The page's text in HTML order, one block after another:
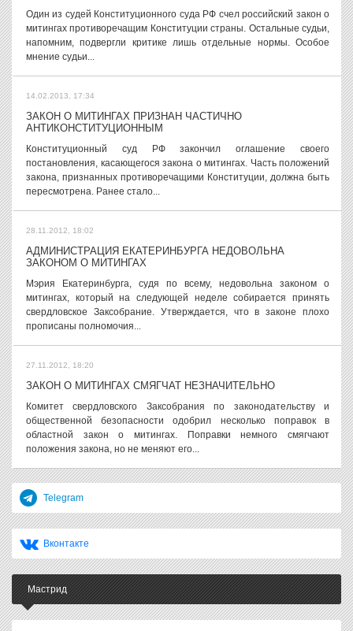
Один из судей Конституционного суда РФ счел российский закон о
митингах противоречащим Конституции страны. Остальные судьи,
напомним, подвергли критике лишь отдельные нормы. Особое
мнение судьи...
14.02.2013, 17:34
ЗАКОН О МИТИНГАХ ПРИЗНАН ЧАСТИЧНО
АНТИКОНСТИТУЦИОННЫМ
Конституционный суд РФ закончил оглашение своего
постановления, касающегося закона о митингах. Часть положений
закона, признанных противоречащими Конституции, должна быть
пересмотрена. Ранее стало...
28.11.2012, 18:02
АДМИНИСТРАЦИЯ ЕКАТЕРИНБУРГА НЕДОВОЛЬНА
ЗАКОНОМ О МИТИНГАХ
Мэрия Екатеринбурга, судя по всему, недовольна законом о
митингах, который на следующей неделе собирается принять
свердловское Заксобрание. Утверждается, что в законе плохо
прописаны полномочия...
27.11.2012, 18:20
ЗАКОН О МИТИНГАХ СМЯГЧАТ НЕЗНАЧИТЕЛЬНО
Комитет свердловского Заксобрания по законодательству и
общественной безопасности одобрил несколько поправок в
областной закон о митингах. Поправки немного смягчают
положения закона, но не меняют его...
Telegram
Вконтакте
Мастрид